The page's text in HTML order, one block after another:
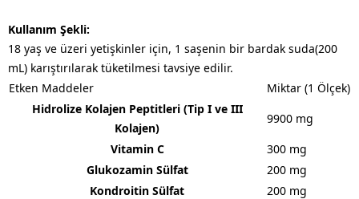
Kullanım Şekli:
18 yaş ve üzeri yetişkinler için, 1 saşenin bir bardak suda(200
mL) karıştırılarak tüketilmesi tavsiye edilir. ​
Etken Maddeler
Miktar (1 Ölçek)
Hidrolize Kolajen Peptitleri (Tip I ve III
Kolajen)
9900 mg
Vitamin C
300 mg
Glukozamin Sülfat
200 mg
Kondroitin Sülfat
200 mg